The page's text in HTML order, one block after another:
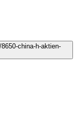
china-h-aktien-